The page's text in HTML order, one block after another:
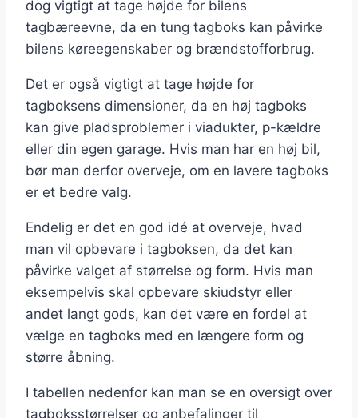
dog vigtigt at tage højde for bilens
tagbæreevne, da en tung tagboks kan påvirke
bilens køreegenskaber og brændstofforbrug.
Det er også vigtigt at tage højde for
tagboksens dimensioner, da en høj tagboks
kan give pladsproblemer i viadukter, p-kældre
eller din egen garage. Hvis man har en høj bil,
bør man derfor overveje, om en lavere tagboks
er et bedre valg.
Endelig er det en god idé at overveje, hvad
man vil opbevare i tagboksen, da det kan
påvirke valget af størrelse og form. Hvis man
eksempelvis skal opbevare skiudstyr eller
andet langt gods, kan det være en fordel at
vælge en tagboks med en længere form og
større åbning.
I tabellen nedenfor kan man se en oversigt over
tagboksstørrelser og anbefalinger til